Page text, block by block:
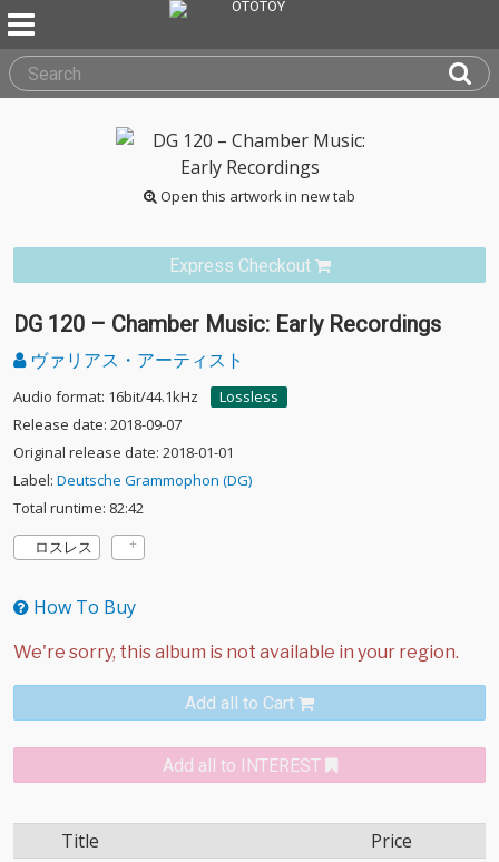
Open this artwork in new tab
Express Checkout
DG 120 – Chamber Music: Early Recordings
ヴァリアス・アーティスト
Audio format: 16bit/44.1kHz
Lossless
Release date: 2018-09-07
Original release date: 2018-01-01
Label: Deutsche Grammophon (DG)
Total runtime: 82:42
ロスレス
How To Buy
Add all to Cart
Add all to INTEREST
Title Price